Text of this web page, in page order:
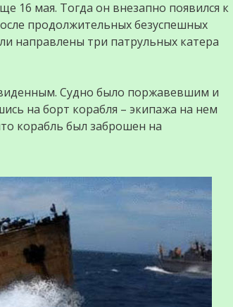
16 мая. Тогда он внезапно появился к
продолжительных безуспешных
направлены три патрульных катера
Судно было поржавевшим и
на борт корабля – экипажа на нем
корабль был заброшен на